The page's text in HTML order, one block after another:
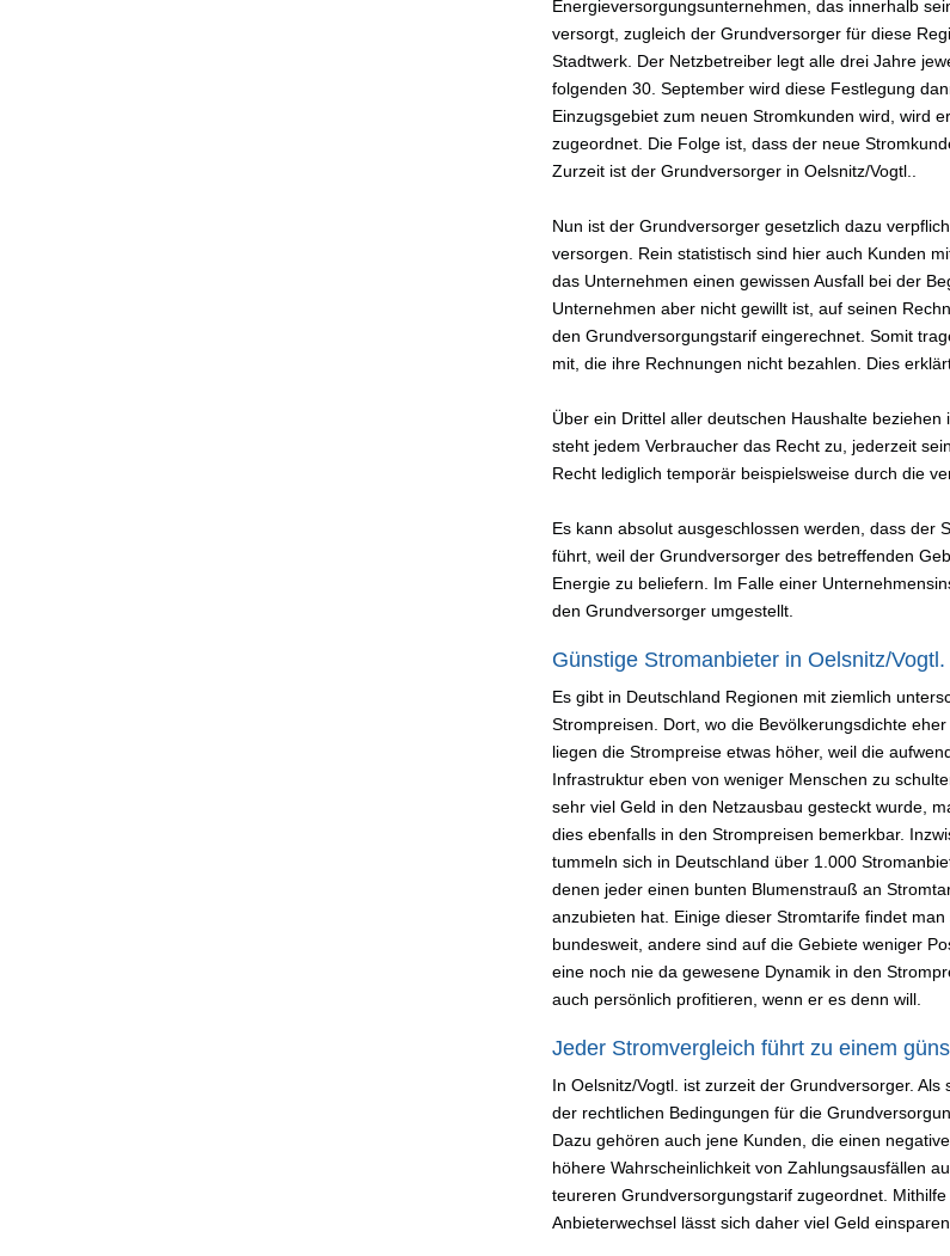
Energieversorgungsunternehmen, das innerhalb
versorgt, zugleich der Grundversorger für diese
Stadtwerk. Der Netzbetreiber legt alle drei Jahre
folgenden 30. September wird diese Festlegung
Einzugsgebiet zum neuen Stromkunden wird, wird
zugeordnet. Die Folge ist, dass der neue
Zurzeit ist der Grundversorger in Oelsnitz/Vogtl..
Nun ist der Grundversorger gesetzlich dazu
versorgen. Rein statistisch sind hier auch Kunden
das Unternehmen einen gewissen Ausfall bei der
Unternehmen aber nicht gewillt ist, auf seinen
den Grundversorgungstarif eingerechnet. Somit
mit, die ihre Rechnungen nicht bezahlen. Dies
Über ein Drittel aller deutschen Haushalte
steht jedem Verbraucher das Recht zu, jederzeit
Recht lediglich temporär beispielsweise durch die
Es kann absolut ausgeschlossen werden, dass der
führt, weil der Grundversorger des betreffenden
Energie zu beliefern. Im Falle einer
den Grundversorger umgestellt.
Günstige Stromanbieter in Oelsnitz/Vogtl.
Es gibt in Deutschland Regionen mit ziemlich
Strompreisen. Dort, wo die Bevölkerungsdichte eher
liegen die Strompreise etwas höher, weil die
Infrastruktur eben von weniger Menschen zu
sehr viel Geld in den Netzausbau gesteckt wurde,
dies ebenfalls in den Strompreisen bemerkbar.
tummeln sich in Deutschland über 1.000
denen jeder einen bunten Blumenstrauß an
anzubieten hat. Einige dieser Stromtarife findet man
bundesweit, andere sind auf die Gebiete weniger
eine noch nie da gewesene Dynamik in den
auch persönlich profitieren, wenn er es denn will.
Jeder Stromvergleich führt zu einem
In Oelsnitz/Vogtl. ist zurzeit der Grundversorger.
der rechtlichen Bedingungen für die
Dazu gehören auch jene Kunden, die einen
höhere Wahrscheinlichkeit von Zahlungsausfällen
teureren Grundversorgungstarif zugeordnet.
Anbieterwechsel lässt sich daher viel Geld einsparen.